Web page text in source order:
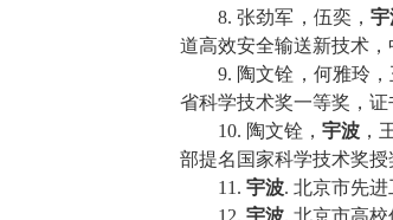
8.张劲军，伍奕，宇
道高效安全输送新技术
9. 陶文铨，何雅玲
省科学技术奖一等奖，证
10. 陶文铨， 宇波 ，
部提名国家科学技术奖
11. 宇波. 北京市先进
12. 宇波. 北京市高校